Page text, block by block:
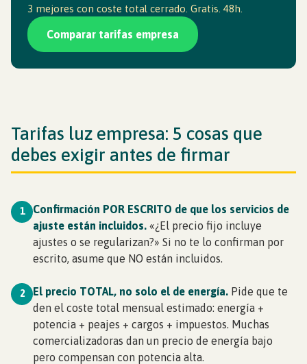
3 mejores con coste total cerrado. Gratis. 48h.
Comparar tarifas empresa
Tarifas luz empresa: 5 cosas que
debes exigir antes de firmar
1
Confirmación POR ESCRITO de que los servicios de
ajuste están incluidos. «¿El precio fijo incluye
ajustes o se regularizan?» Si no te lo confirman por
escrito, asume que NO están incluidos.
2 El precio TOTAL, no solo el de energía. Pide que te
den el coste total mensual estimado: energía +
potencia + peajes + cargos + impuestos. Muchas
comercializadoras dan un precio de energía bajo
pero compensan con potencia alta.